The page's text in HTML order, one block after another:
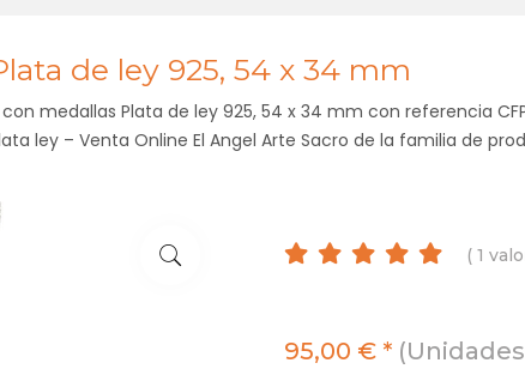
de ley 925, 54 x 34 mm
medallas Plata de ley 925, 54 x 34 mm con referencia
ley – Venta Online El Angel Arte Sacro de la familia de
( 1
95,00 € *